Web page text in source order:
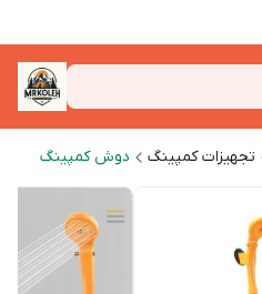
تجهیزات کمپینگ دوش کمپینگ